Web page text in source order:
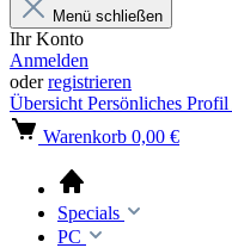
Menü schließen
Ihr Konto
Anmelden
oderregistrieren
Übersicht Persönliches Profil
Warenkorb 0,00 €
Specials
PC